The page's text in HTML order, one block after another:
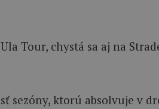
sezóny, ktorú absolvuje v